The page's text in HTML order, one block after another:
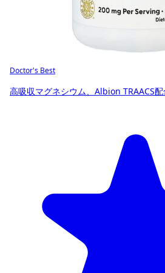
Doctor's Best
高吸収マグネシウム、Albion TRAACS